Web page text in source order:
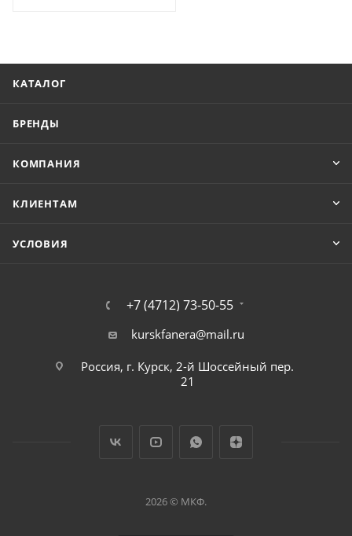
КАТАЛОГ
БРЕНДЫ
КОМПАНИЯ
КЛИЕНТАМ
УСЛОВИЯ
+7 (4712) 73-50-55
kurskfanera@mail.ru
Россия, г. Курск, 2-й Шоссейный пер.
21
2026 © МКФ.